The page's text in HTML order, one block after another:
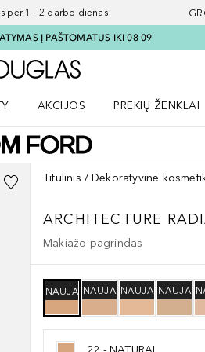
per 1 - 2 darbo dienas
Į PAŠTOMATUS IKI 08 09
Į Douglas pagrindinį
AKCIJOS
PREKIŲ ŽENKLAI
Titulinis Dekoratyvinė
ARCHITECTURE
Makiažo pagrindas
NAUJA NAUJA NAUJA NAUJA